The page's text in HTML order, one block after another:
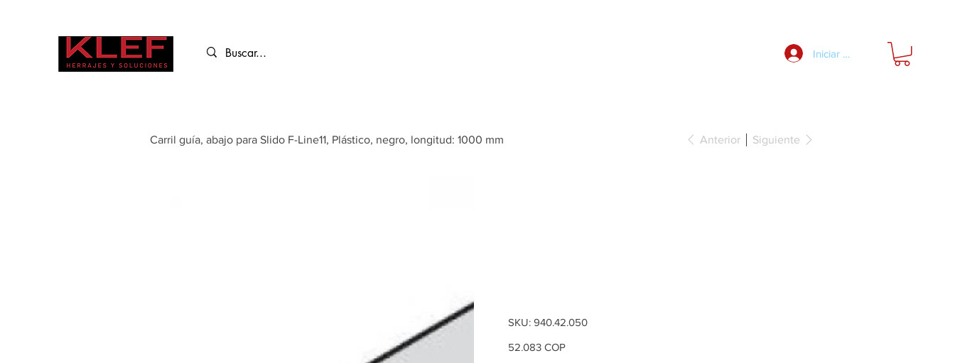
Iniciar Sesión
Carril guía, abajo para Slido F-Line11, Plástico, negro, longitud: 1000 mm Anterior Siguiente
SKU: SKU
940.42.050
940.42.050
Precio
52.083 COP